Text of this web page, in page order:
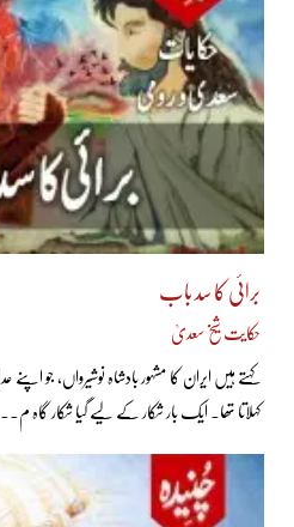
برائی کا سد باب
حکایت شیخ سعدیؒ
کہتے ہیں ایران کا مشہور بادشاہ نوشیرواں، جو
کہلاتا تھا۔ ایک بار شکار کے لیے گیا شکار گاہ